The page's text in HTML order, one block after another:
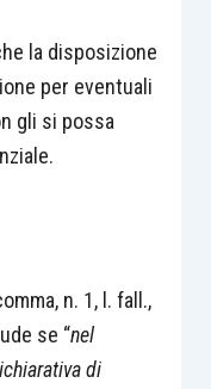
la disposizione
per eventuali
gli si possa
n. 1, l. fall.,
se “nel
di